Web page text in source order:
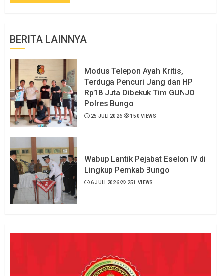
BERITA LAINNYA
Modus Telepon Ayah Kritis,
Terduga Pencuri Uang dan HP
Rp18 Juta Dibekuk Tim GUNJO
Polres Bungo
25 JULI 2026 150 VIEWS
Wabup Lantik Pejabat Eselon IV di
Lingkup Pemkab Bungo
6 JULI 2026 251 VIEWS